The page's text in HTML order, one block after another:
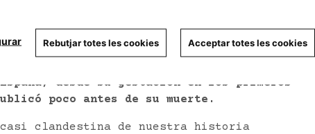
desde su gestación en los primeros
poco antes de su muerte.
clandestina de nuestra historia
Rebutjar totes les cookies Acceptar totes les cookies